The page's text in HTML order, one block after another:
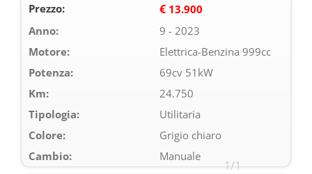
Prezzo: € 13.900
Anno:
9 - 2023
Motore:
Elettrica-Benzina 999cc
Potenza:
69cv 51kW
Km:
24.750
Tipologia:
Utilitaria
Colore:
Grigio chiaro
Cambio:
Manuale
1/1